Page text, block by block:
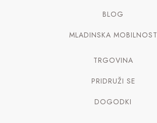
BLOG
MLADINSKA MOBILNOST
TRGOVINA
PRIDRUŽI SE
DOGODKI